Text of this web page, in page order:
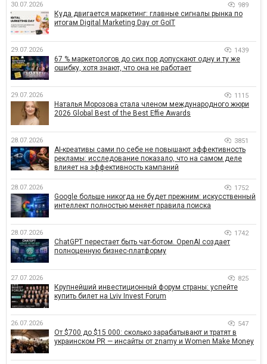
30.07.2026 989
Куда двигается маркетинг: главные сигналы рынка по
итогам Digital Marketing Day от GoIT
29.07.2026 1439
67 % маркетологов до сих пор допускают одну и ту же
ошибку, хотя знают, что она не работает
29.07.2026 1115
Наталья Морозова стала членом международного жюри
2026 Global Best of the Best Effie Awards
28.07.2026 3851
AI-креативы сами по себе не повышают эффективность
рекламы: исследование показало, что на самом деле
влияет на эффективность кампаний
28.07.2026 1752
Google больше никогда не будет прежним: искусственный
интеллект полностью меняет правила поиска
28.07.2026 1742
ChatGPT перестает быть чат-ботом. OpenAI создает
полноценную бизнес-платформу
27.07.2026 825
Крупнейший инвестиционный форум страны: успейте
купить билет на Lviv Invest Forum
26.07.2026 547
От $700 до $15 000: сколько зарабатывают и тратят в
украинском PR — инсайты от znamy и Women Make Money